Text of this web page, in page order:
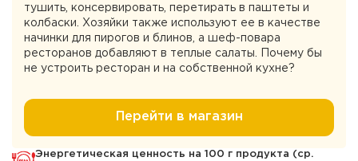
тушить, консервировать, перетирать в паштеты и
колбаски. Хозяйки также используют ее в качестве
начинки для пирогов и блинов, а шеф-повара
ресторанов добавляют в теплые салаты. Почему бы
не устроить ресторан и на собственной кухне?
Перейти в магазин
Энергетическая ценность на 100 г продукта (ср.